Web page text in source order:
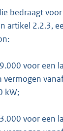
bedraagt
artikel 2.2.3,
voor een
vermogen
kW;
voor een